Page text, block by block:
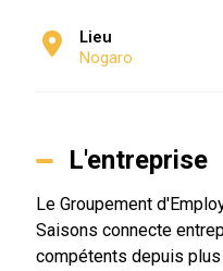
Lieu
Nogaro
L'entreprise
Le Groupement
Saisons connecte
compétents depuis